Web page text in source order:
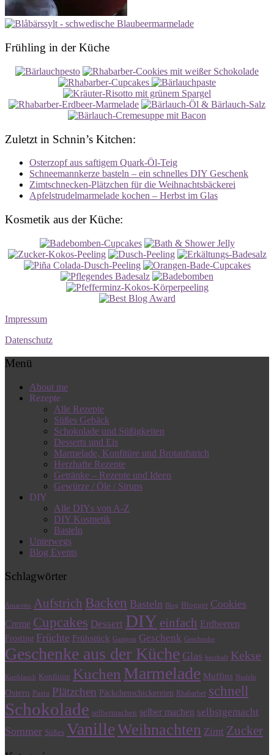
Frühling in der Küche
Zuletzt in Schnin’s Kitchen:
Osterzopf aus saftigem Quark-Öl-Teig
Schneemannkerze basteln – ein schnelles DIY Geschenk
Zimtschnecken-Plätzchen für die Weihnachtsbäckerei
Apfelstrudelmarmelade kochen – Herbst im Glas
Kosmetik aus der Küche:
Impressum
Datenschutz
Menü
About me
Rezepte
Alle Rezepte
Süßes Gebäck
Schokolade und Süßigkeiten
Desserts und Eis
Marmelade, Konfitüre und Brotaufstrich
Herzhafte Rezepte
Getränke – Rezepte und Ideen
Gewürze / Öle / Sirups
DIY
Alle DIYs von A-Z
DIY Kosmetik
Basteln
Unterwegs
Blog Events
Schlagwörter
Amaretto Aufstrich Backen Basteln Blog Blogger Cookies
Creme Cupcakes Dessert DIY einfach Erdbeeren
Frosting Früchte Frühstück Gastpost Geschenk Geschenke
Geschenke aus der Küche Glas herzhaft Kekse
Knoblauch Konfitüre Kuchen Marmelade Muffins Nudeln
Ostern Pasta Plätzchen Päckchenschickereien Rhabarber schnell
Schokolade selbermachen selber machen selbstgemacht
Sommer Süßes VanilleWeihnachten Zimt Zucker